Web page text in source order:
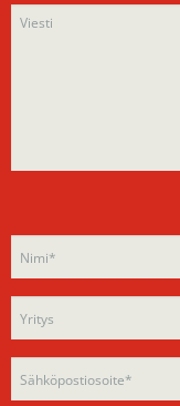
leave
this
empty.
leave
this
field
empty.